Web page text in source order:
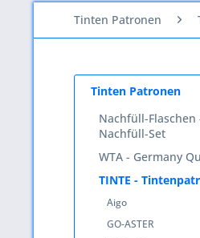
Tinten Patronen
Tinten Patronen
Nachfüll-Flaschen
Nachfüll-Set
WTA - Germany
TINTE -
Aigo
GO-ASTER